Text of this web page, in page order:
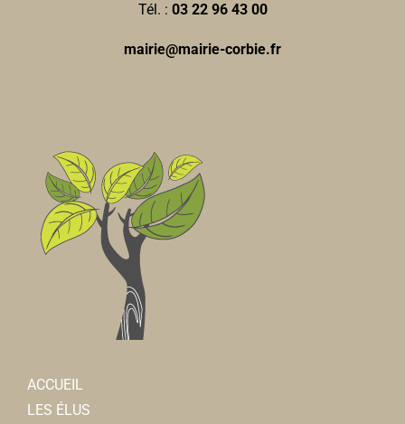
Tél. : 03 22 96 43 00
mairie@mairie-corbie.fr
ACCUEIL
LES ÉLUS